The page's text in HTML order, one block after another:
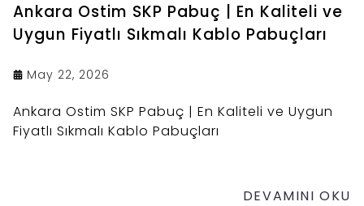
Ankara Ostim SKP Pabuç | En Kaliteli ve
Uygun Fiyatlı Sıkmalı Kablo Pabuçları
May 22, 2026
Ankara Ostim SKP Pabuç | En Kaliteli ve Uygun
Fiyatlı Sıkmalı Kablo Pabuçları
DEVAMINI OKU